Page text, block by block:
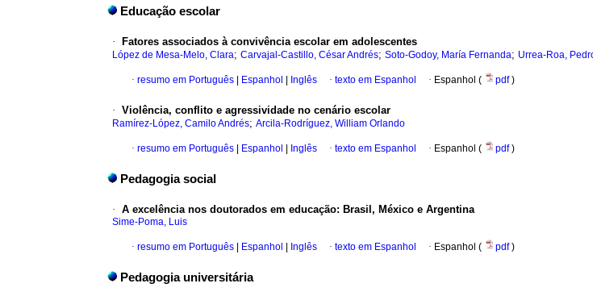
Educação escolar
· Fatores associados à convivência escolar em adolescentes
López de Mesa-Melo, Clara; Carvajal-Castillo, César Andrés; Soto-Godoy, María Fernanda; Urrea-Roa,
· resumo em Português Espanhol Inglês · texto em Espanhol · Espanhol ( pdf)
· Violência, conflito e agressividade no cenário escolar
Ramírez-López, Camilo Andrés; Arcila-Rodríguez, William Orlando
· resumo em Português Espanhol Inglês · texto em Espanhol · Espanhol ( pdf)
Pedagogia social
· A excelência nos doutorados em educação: Brasil, México e Argentina
Sime-Poma, Luis
· resumo em Português Espanhol Inglês · texto em Espanhol · Espanhol ( pdf)
Pedagogia universitária